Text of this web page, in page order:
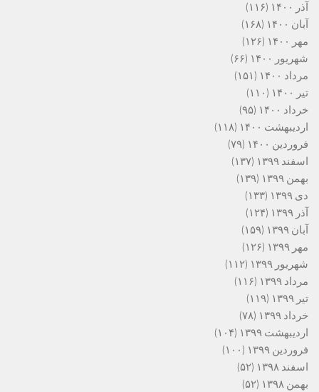
آذر ۱۴۰۰
(۱۱۶)
آبان ۱۴۰۰
(۱۶۸)
مهر ۱۴۰۰
(۱۲۶)
شهریور ۱۴۰۰
(۶۶)
مرداد ۱۴۰۰
(۱۵۱)
تیر ۱۴۰۰
(۱۱۰)
خرداد ۱۴۰۰
(۹۵)
اردیبهشت ۱۴۰۰
(۱۱۸)
فروردین ۱۴۰۰
(۷۹)
اسفند ۱۳۹۹
(۱۳۷)
بهمن ۱۳۹۹
(۱۳۹)
دی ۱۳۹۹
(۱۳۳)
آذر ۱۳۹۹
(۱۲۴)
آبان ۱۳۹۹
(۱۵۹)
مهر ۱۳۹۹
(۱۲۶)
شهریور ۱۳۹۹
(۱۱۲)
مرداد ۱۳۹۹
(۱۱۶)
تیر ۱۳۹۹
(۱۱۹)
خرداد ۱۳۹۹
(۷۸)
اردیبهشت ۱۳۹۹
(۱۰۴)
فروردین ۱۳۹۹
(۱۰۰)
اسفند ۱۳۹۸
(۵۲)
بهمن ۱۳۹۸
(۵۲)